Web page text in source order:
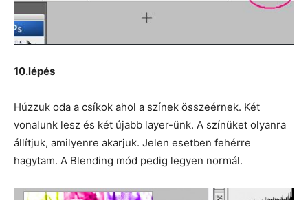
10.lépés
Húzzuk oda a csíkok ahol a színek összeérnek. Két
vonalunk lesz és két újabb layer-ünk. A színüket olyanra
állítjuk, amilyenre akarjuk. Jelen esetben fehérre
hagytam. A Blending mód pedig legyen normál.